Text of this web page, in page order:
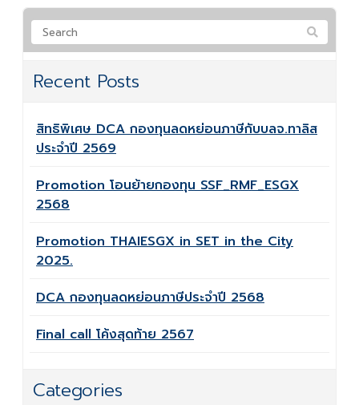
Recent Posts
สิทธิพิเศษ DCA กองทุนลดหย่อนภาษีกับบลจ.ทาลิส
ประจำปี 2569
Promotion โอนย้ายกองทุน SSF_RMF_ESGX
2568
Promotion THAIESGX in SET in the City
2025.
DCA กองทุนลดหย่อนภาษีประจำปี 2568
Final call โค้งสุดท้าย 2567
Categories